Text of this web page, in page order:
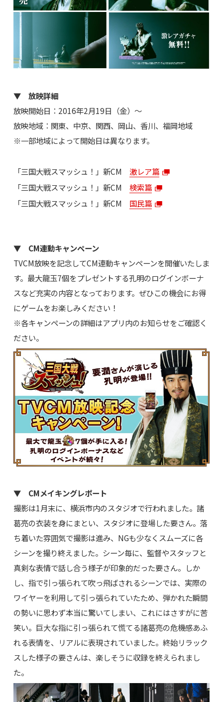
▼ 放映詳細
放映開始日：2016年2月19日（金）～
放映地域：関東、中京、関西、岡山、香川、福岡地域
※一部地域によって開始日は異なります。
「三国大戦スマッシュ！」新CM 激レア篇
「三国大戦スマッシュ！」新CM 検索篇
「三国大戦スマッシュ！」新CM 国民篇
▼ CM連動キャンペーン
TVCM放映を記念してCM連動キャンペーンを開催いたしま
す。最大龍玉7個をプレゼントする孔明のログインボーナ
スなど充実の内容となっております。ぜひこの機会にお得
にゲームをお楽しみください！
※各キャンペーンの詳細はアプリ内のお知らせをご確認く
ださい。
▼ CMメイキングレポート
撮影は1月末に、横浜市内のスタジオで行われました。諸
葛亮の衣装を身にまとい、スタジオに登場した要さん。落
ち着いた雰囲気で撮影は進み、NGも少なくスムーズに各
シーンを撮り終えました。シーン毎に、監督やスタッフと
真剣な表情で話し合う様子が印象的だった要さん。しか
し、指で引っ張られて吹っ飛ばされるシーンでは、実際の
ワイヤーを利用して引っ張られていたため、弾かれた瞬間
の勢いに思わず本当に驚いてしまい、これにはさすがに苦
笑い。巨大な指に引っ張られて慌てる諸葛亮の危機感あふ
れる表情を、リアルに表現されていました。終始リラック
スした様子の要さんは、楽しそうに収録を終えられまし
た。